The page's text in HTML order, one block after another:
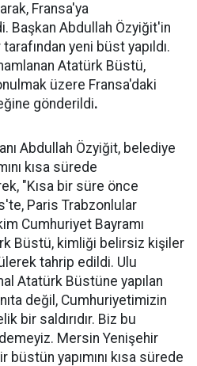
Fransa'ya
Başkan Abdullah Özyiğit'in
yeni büst yapıldı.
Atatürk Büstü,
üzere Fransa'daki
gönderildi.
Abdullah Özyiğit, belediye
kısa sürede
"Kısa bir süre önce
Paris Trabzonlular
Cumhuriyet Bayramı
Büstü, kimliği belirsiz kişiler
tahrip edildi. Ulu
Atatürk Büstüne yapılan
değil, Cumhuriyetimizin
bir saldırıdır. Biz bu
Mersin Yenişehir
yapımını kısa sürede